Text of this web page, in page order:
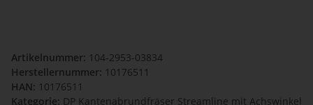
Artikelnummer: 104-2953-03834
Herstellernummer: 10176511
HAN: 10176511
Kategorie: DP Kantenabrundfräser Streamline mit Achswinkel